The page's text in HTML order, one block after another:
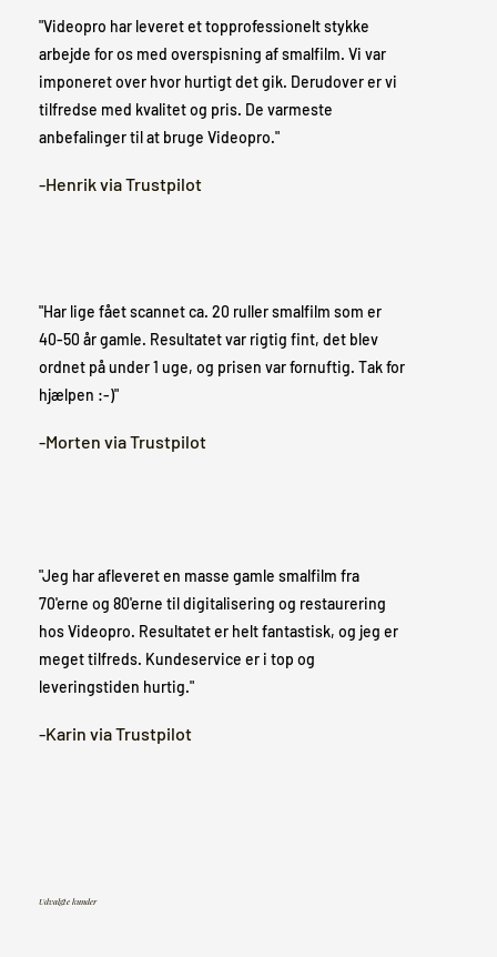
"Videopro har leveret et topprofessionelt stykke
arbejde for os med overspisning af smalfilm. Vi var
imponeret over hvor hurtigt det gik. Derudover er vi
tilfredse med kvalitet og pris. De varmeste
anbefalinger til at bruge Videopro."
-Henrik via Trustpilot
"Har lige fået scannet ca. 20 ruller smalfilm som er
40-50 år gamle. Resultatet var rigtig fint, det blev
ordnet på under 1 uge, og prisen var fornuftig. Tak for
hjælpen :-)"
-Morten via Trustpilot
"Jeg har afleveret en masse gamle smalfilm fra
70'erne og 80'erne til digitalisering og restaurering
hos Videopro. Resultatet er helt fantastisk, og jeg er
meget tilfreds. Kundeservice er i top og
leveringstiden hurtig."
-Karin via Trustpilot
Udvalgte kunder